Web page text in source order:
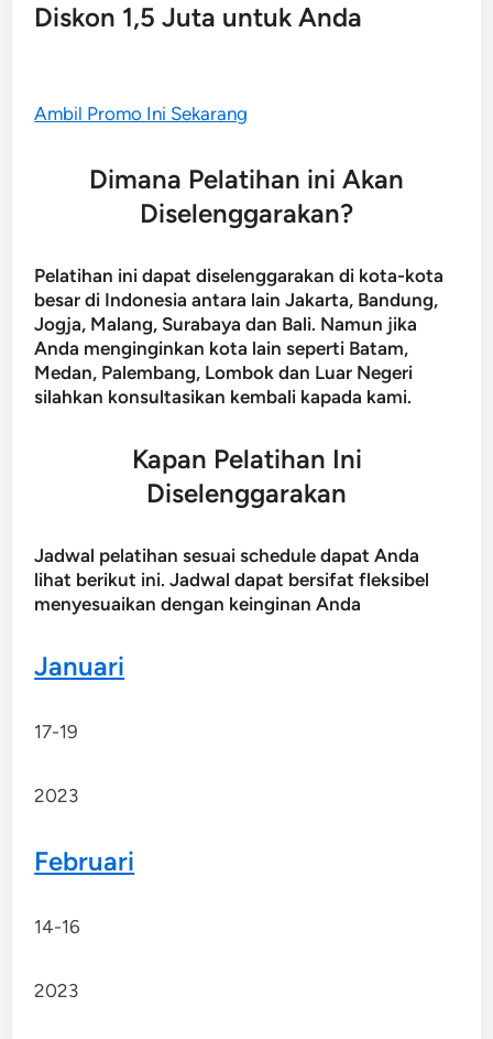
Diskon 1,5 Juta untuk Anda
Ambil Promo Ini Sekarang
Dimana Pelatihan ini Akan
Diselenggarakan?
Pelatihan ini dapat diselenggarakan di kota-kota
besar di Indonesia antara lain Jakarta, Bandung,
Jogja, Malang, Surabaya dan Bali. Namun jika
Anda menginginkan kota lain seperti Batam,
Medan, Palembang, Lombok dan Luar Negeri
silahkan konsultasikan kembali kapada kami.
Kapan Pelatihan Ini
Diselenggarakan
Jadwal pelatihan sesuai schedule dapat Anda
lihat berikut ini. Jadwal dapat bersifat fleksibel
menyesuaikan dengan keinginan Anda
Januari
17-19
2023
Februari
14-16
2023